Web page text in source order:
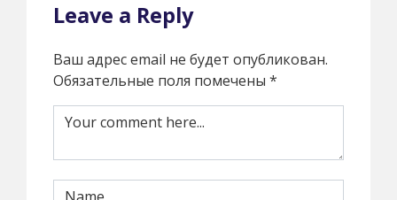
Leave a Reply
Ваш адрес email не будет опубликован.
Обязательные поля помечены *